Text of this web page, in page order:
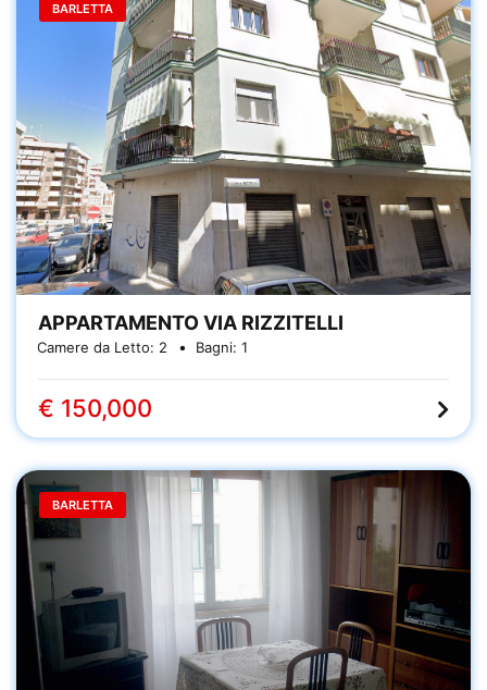
BARLETTA
APPARTAMENTO VIA RIZZITELLI
Camere da Letto: 2 Bagni: 1
€ 150,000
BARLETTA